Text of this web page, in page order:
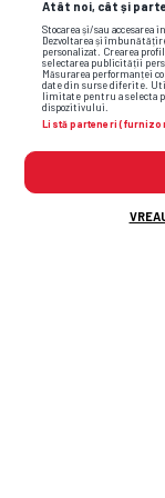
Atât noi, cât și
Stocarea și/sau
Dezvoltarea și
personalizat. Crearea
selectarea publicității
Măsurarea performanței
date din surse diferite.
limitate pentru a selecta
dispozitivului.
Listă parteneri